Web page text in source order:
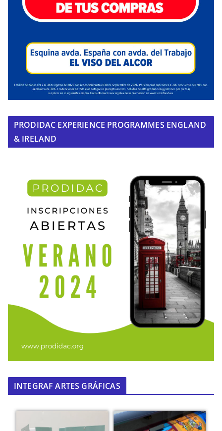
PRODIDAC EXPERIENCE PROGRAMMES ENGLAND
& IRELAND
INTEGRAF ARTES GRÁFICAS